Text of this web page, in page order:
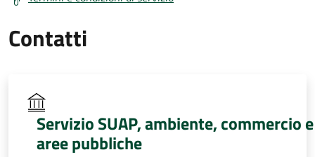
Contatti
Servizio SUAP, ambiente, commercio e
aree pubbliche